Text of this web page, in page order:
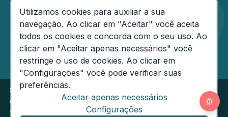
Secretaria de Estado da Fazenda do Amazonas
Av André Araújo, 150 - Aleixo - CEP: 69060-000
Segunda
a Sexta das 08h às
Consentimento de Cookies
Utilizamos cookies para auxiliar a sua
navegação. Ao clicar em "Aceitar" você aceita
todos os cookies e concorda com o seu uso. Ao
clicar em "Aceitar apenas necessários" você
restringe o uso de cookies. Ao clicar em
"Configurações" você pode verificar suas
preferências.
Aceitar apenas necessários
Configurações